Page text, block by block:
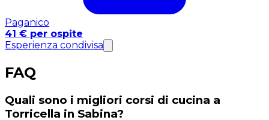
Paganico
41 € per ospite
Esperienza condivisa
FAQ
Quali sono i migliori corsi di cucina a
Torricella in Sabina?